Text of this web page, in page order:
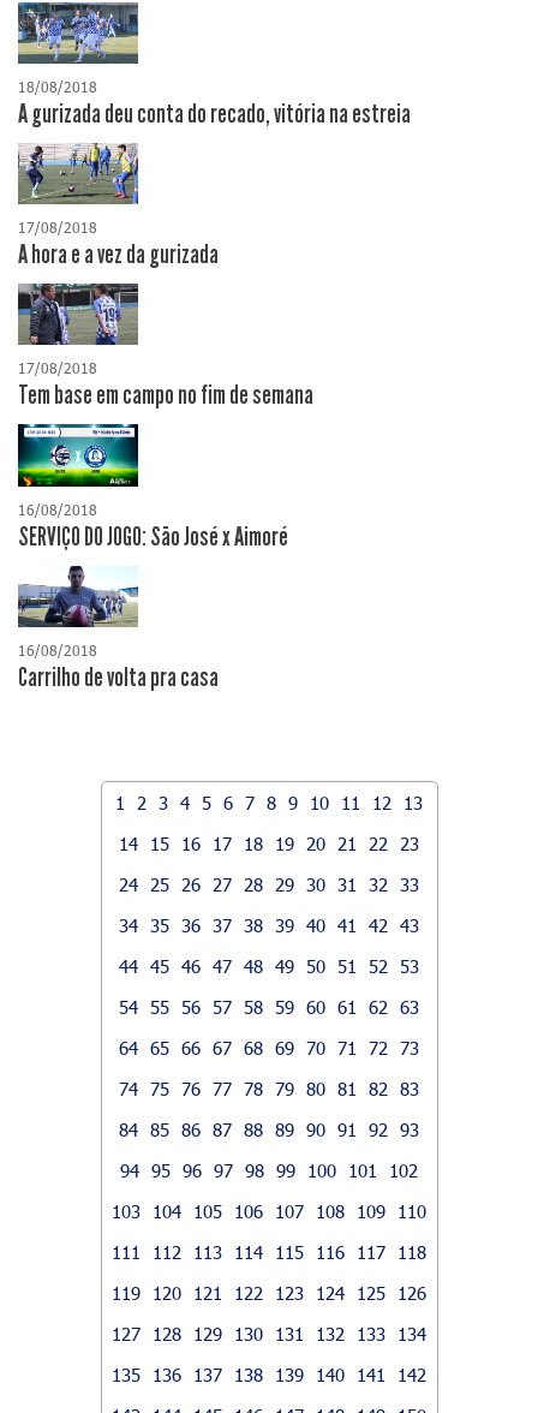
18/08/2018
A gurizada deu conta do recado, vitória na estreia
17/08/2018
A hora e a vez da gurizada
17/08/2018
Tem base em campo no fim de semana
16/08/2018
SERVIÇO DO JOGO: São José x Aimoré
16/08/2018
Carrilho de volta pra casa
1 2 3 4 5 6 7 8 9 10 11 12
13
14
15 16 17 18 19 20 21 22
23
24
25 26 27 28 29 30 31 32
33
34 35 36 37 38 39 40 41 42
43
44 45 46 47 48 49 50 51 52
53
54 55 56 57 58 59 60 61 62
63
64 65 66 67 68 69 70 71 72
73
74 75 76 77 78 79 80 81 82
83
84 85 86 87 88 89 90 91 92
93
94 95 96 97 98 99 100 101
102
103
104 105 106 107 108 109
110
111
112 113 114 115 116 117
118
119
120 121 122 123 124 125
126
127
128 129 130 131 132 133
134
135
136 137 138 139 140 141
142